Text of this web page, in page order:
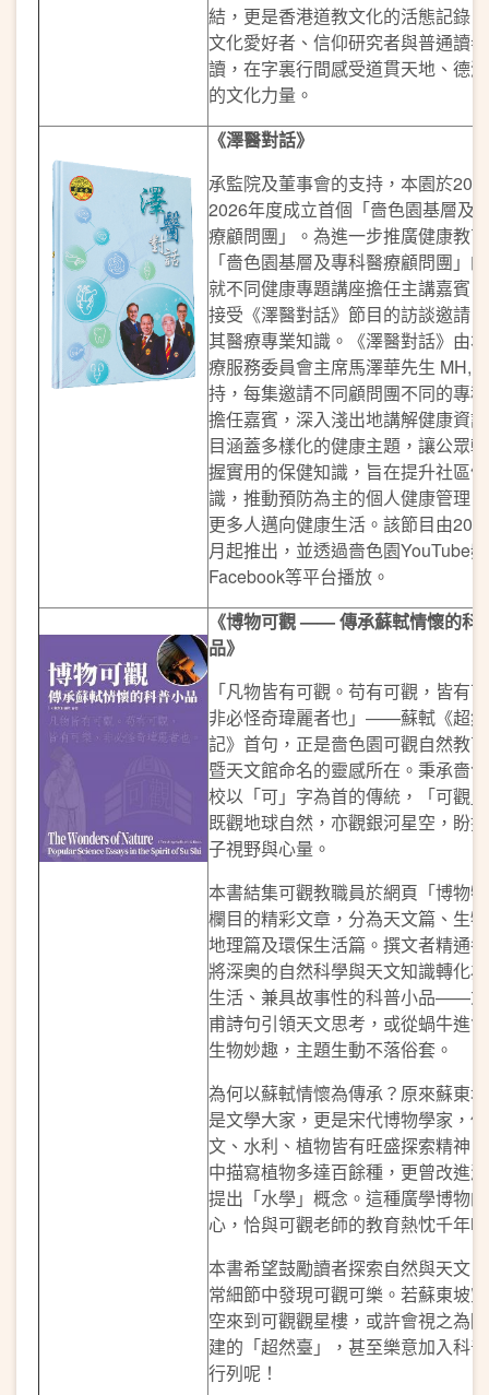
結，更是香港道教文化的活態記錄
文化愛好者、信仰研究者與普通讀
讀，在字裏行間感受道貫天地、德
的文化力量。
《澤醫對話》
承監院及董事會的支持，本園於
2026年度成立首個「嗇色園基層及
療顧問團」。為進一步推廣健康教
「嗇色園基層及專科醫療顧問團」
就不同健康專題講座擔任主講嘉賓
接受《澤醫對話》節目的訪談邀請
其醫療專業知識。《澤醫對話》由
療服務委員會主席馬澤華先生 MH,
持，每集邀請不同顧問團不同的專
擔任嘉賓，深入淺出地講解健康資
目涵蓋多樣化的健康主題，讓公眾
握實用的保健知識，旨在提升社區
識，推動預防為主的個人健康管理
更多人邁向健康生活。該節目由
月起推出，並透過嗇色園YouTube
Facebook等平台播放。
《博物可觀——傳承蘇軾情懷的科
品》
「凡物皆有可觀。苟有可觀，皆有
非必怪奇瑋麗者也」——蘇軾《超
記》首句，正是嗇色園可觀自然教
暨天文館命名的靈感所在。秉承嗇
校以「可」字為首的傳統，「可觀
既觀地球自然，亦觀銀河星空，盼
子視野與心量。
本書結集可觀教職員於網頁「博物
欄目的精彩文章，分為天文篇、生
地理篇及環保生活篇。撰文者精通
將深奧的自然科學與天文知識轉化
生活、兼具故事性的科普小品——
甫詩句引領天文思考，或從蝸牛進
生物妙趣，主題生動不落俗套。
為何以蘇軾情懷為傳承？原來蘇東
是文學大家，更是宋代博物學家，
文、水利、植物皆有旺盛探索精神
中描寫植物多達百餘種，更曾改進
提出「水學」概念。這種廣學博物
心，恰與可觀老師的教育熱忱千年
本書希望鼓勵讀者探索自然與天文
常細節中發現可觀可樂。若蘇東坡
空來到可觀觀星樓，或許會視之為
建的「超然臺」，甚至樂意加入科
行列呢！